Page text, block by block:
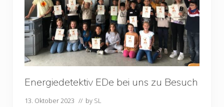
Energiedetektiv EDe bei uns zu Besuch
13. Oktober 2023 // by SL